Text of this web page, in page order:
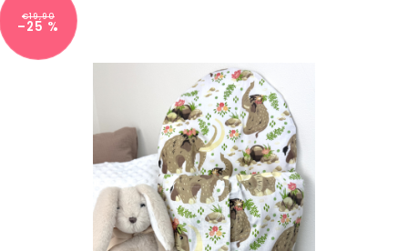
€19,90
–25 %